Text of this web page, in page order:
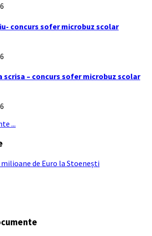
concurs sofer microbuz scolar
scrisa – concurs sofer microbuz scolar
...
de Euro la Stoenești